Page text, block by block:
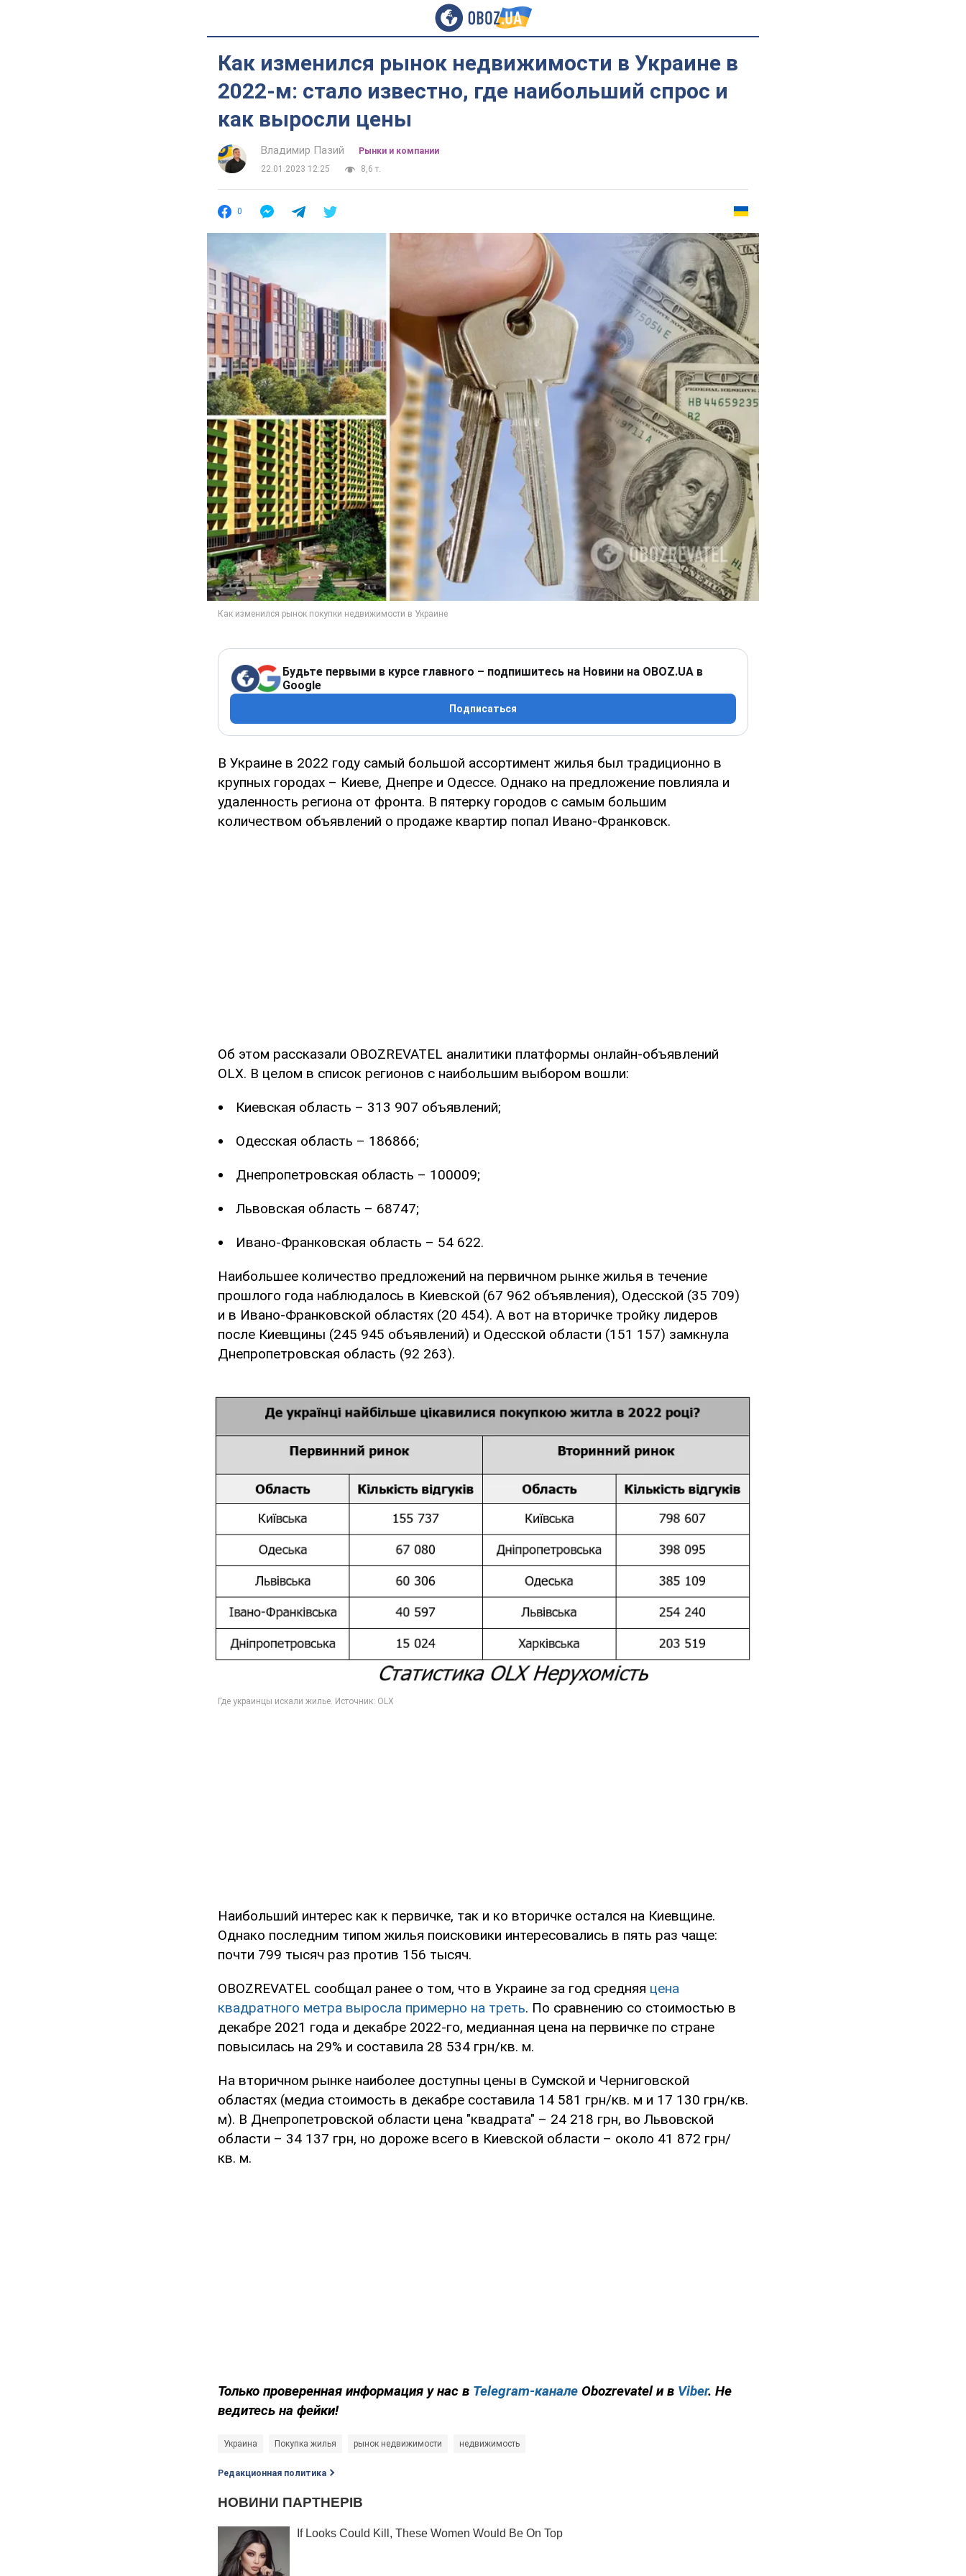
Как изменился рынок недвижимости в Украине в
2022-м: стало известно, где наибольший спрос и
как выросли цены
Владимир Пазий
Рынки и компании
22.01.2023 12:25
8,6 т.
0
Будьте первыми в курсе главного – подпишитесь на Новини на OBOZ.UA в
Google
Подписаться
В Украине в 2022 году самый большой ассортимент жилья был традиционно в
крупных городах – Киеве, Днепре и Одессе. Однако на предложение повлияла и
удаленность региона от фронта. В пятерку городов с самым большим
количеством объявлений о продаже квартир попал Ивано-Франковск.
Об этом рассказали OBOZREVATEL аналитики платформы онлайн-объявлений
OLX. В целом в список регионов с наибольшим выбором вошли:
Киевская область – 313 907 объявлений;
Одесская область – 186866;
Днепропетровская область – 100009;
Львовская область – 68747;
Ивано-Франковская область – 54 622.
Наибольшее количество предложений на первичном рынке жилья в течение
прошлого года наблюдалось в Киевской (67 962 объявления), Одесской (35 709)
и в Ивано-Франковской областях (20 454). А вот на вторичке тройку лидеров
после Киевщины (245 945 объявлений) и Одесской области (151 157) замкнула
Днепропетровская область (92 263).
Наибольший интерес как к первичке, так и ко вторичке остался на Киевщине.
Однако последним типом жилья поисковики интересовались в пять раз чаще:
почти 799 тысяч раз против 156 тысяч.
OBOZREVATEL сообщал ранее о том, что в Украине за год средняя цена
квадратного метра выросла примерно на треть. По сравнению со стоимостью в
декабре 2021 года и декабре 2022-го, медианная цена на первичке по стране
повысилась на 29% и составила 28 534 грн/кв. м.
На вторичном рынке наиболее доступны цены в Сумской и Черниговской
областях (медиа стоимость в декабре составила 14 581 грн/кв. м и 17 130 грн/кв.
м). В Днепропетровской области цена "квадрата" – 24 218 грн, во Львовской
области – 34 137 грн, но дороже всего в Киевской области – около 41 872 грн/
кв. м.
Только проверенная информация у нас в Telegram-канале Obozrevatel и в Viber. Не
ведитесь на фейки!
Украина Покупка жилья рынок недвижимости недвижимость
Редакционная политика